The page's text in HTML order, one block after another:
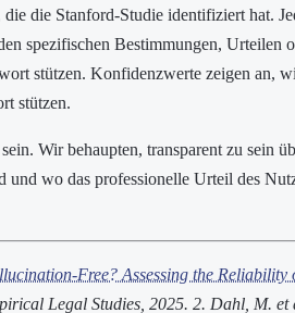
die Stanford-Studie identifiziert hat.
spezifischen Bestimmungen, Urteilen
stützen. Konfidenzwerte zeigen an,
stützen.
Wir behaupten, transparent zu sein
wo das professionelle Urteil des
Free? Assessing the Reliability
Legal Studies, 2025. 2. Dahl, M. et